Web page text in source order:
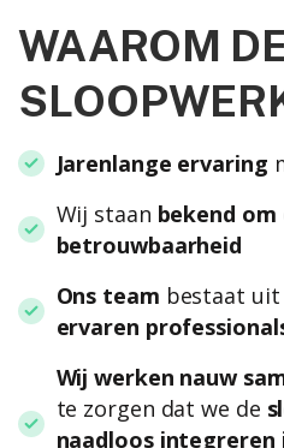
WAAROM
Jarenlange ervaring
Wij staan bekend om
betrouwbaarheid
Ons team bestaat uit
ervaren
Wij werken nauw
te zorgen dat we de
naadloos integreren